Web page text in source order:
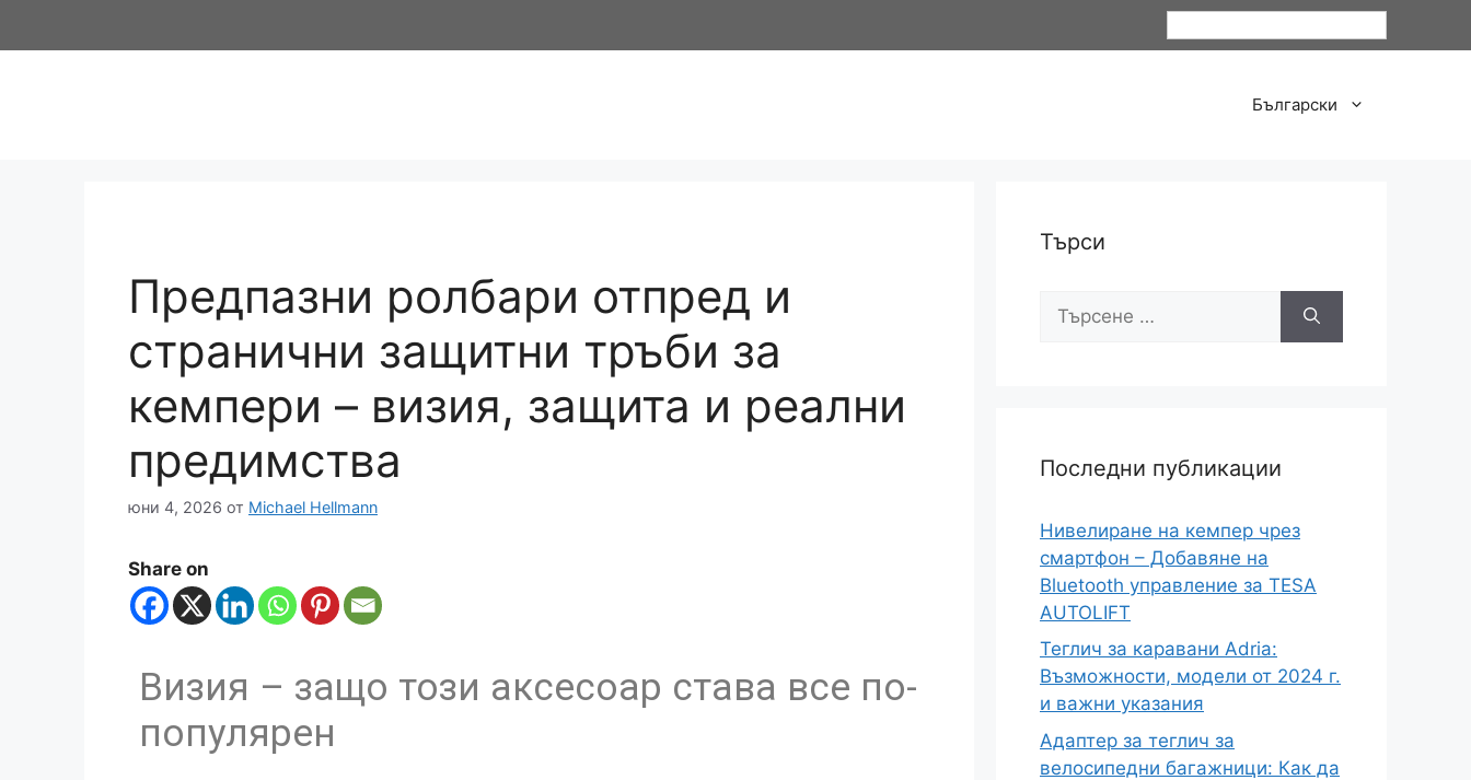
Български
Предпазни ролбари отпред и
странични защитни тръби за
кемпери – визия, защита и реални
предимства
юни 4, 2026 от Michael Hellmann
Share on
Визия – защо този аксесоар става все по-
популярен
Търси
Последни публикации
Нивелиране на кемпер чрез
смартфон – Добавяне на
Bluetooth управление за TESA
AUTOLIFT
Теглич за каравани Adria:
Възможности, модели от 2024 г.
и важни указания
Адаптер за теглич за
велосипедни багажници: Как да